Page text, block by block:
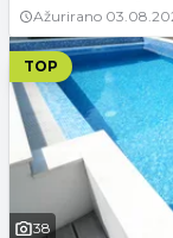
Ažurirano
TOP
38